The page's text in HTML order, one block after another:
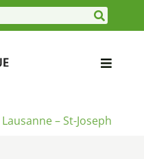
Lausanne – St-Joseph